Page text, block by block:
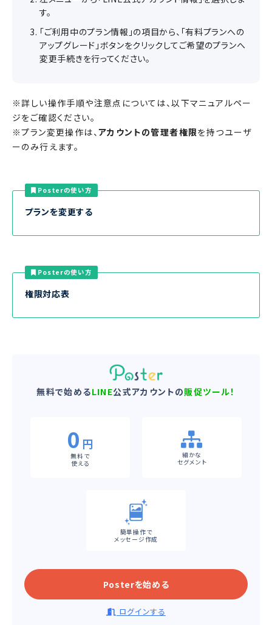
す。
「ご利用中のプラン情報」の項目から、「有料プランへの
アップグレード」ボタンをクリックしてご希望のプランへ
変更手続きを行ってください。
※詳しい操作手順や注意点については、以下マニュアルペー
ジをご確認ください。
※プラン変更操作は、 アカウントの管理者権限を持つユーザ
ーのみ行えます。
Posterの使い方
プランを変更する
Posterの使い方
権限対応表
無料で始めるLINE公式アカウントの販促ツール！
0 円
無料で
使える
細かな
セグメント
簡単操作で
メッセージ作成
Posterを始める
ログインする